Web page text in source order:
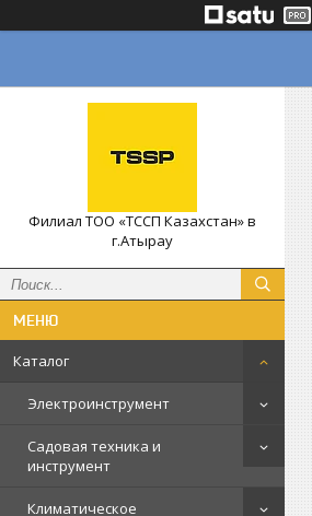
Филиал ТОО «ТССП Казахстан» в
г.Атырау
Каталог
Электроинструмент
Садовая техника и
инструмент
Климатическое